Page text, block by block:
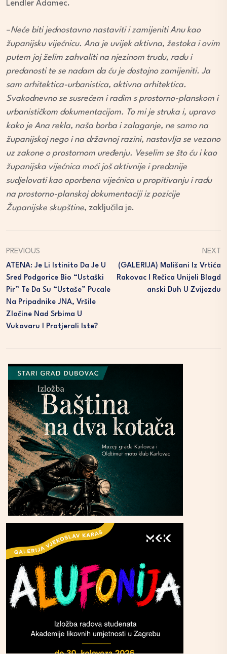
Lendler Adamec.
–Neće biti jednostavno nastaviti i zamijeniti Anu kao
županijsku vijećnicu. Ana je uvijek aktivna, žestoka i ovim
putem joj želim zahvaliti na njezinom trudu, radu i
predanosti te se nadam da ću je dostojno zamijeniti. Ja
sam arhitektica-urbanistica, aktivna arhitektica.
Svakodnevno se susrećem i radim s prostorno-planskom i
urbanističkom dokumentacijom. To mi je struka i, upravo
kako je Ana rekla, naša borba i zalaganje, ne samo na
županijskoj nego i na državnoj razini, nastavlja se vezano
uz zakone o prostornom uređenju. Veselim se što ću i kao
županijska vijećnica moći još aktivnije i predanije
sudjelovati kao oporbena vijećnica u propitivanju i radu
na prostorno-planskoj dokumentaciji iz pozicije
Županijske skupštine, zaključila je.
PREVIOUS
ATENA: Je Li Istinito Da Je U
Sred Podgorice Bio “ustaški
Pir” Te Da Su “Ustaše” Pucale
Na Pripadnike JNA, Vršile
Zločine Nad Srbima U
Vukovaru I Protjerali Iste?
NEXT
(GALERIJA) Mališani Iz Vrtića
Rakovac I Rečica Unijeli Blagd
Anski Duh U Zvijezdu